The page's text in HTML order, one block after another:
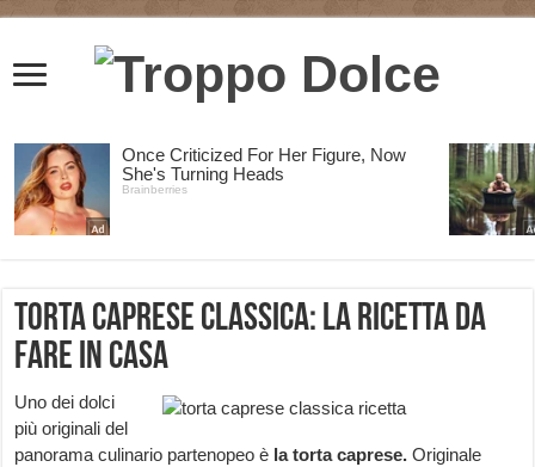
Torta caprese classica: la ricetta da
fare in casa
Uno dei dolci
più originali del
panorama culinario partenopeo è la torta caprese. Originale